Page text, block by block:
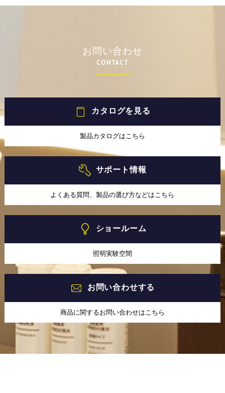
お問い合わせ
CONTACT
カタログを見る
製品カタログはこちら
サポート情報
よくある質問、製品の選び方などはこちら
ショールーム
照明実験空間
お問い合わせする
商品に関するお問い合わせはこちら